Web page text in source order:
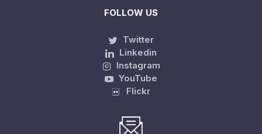
FOLLOW US
Twitter
Linkedin
Instagram
YouTube
Flickr